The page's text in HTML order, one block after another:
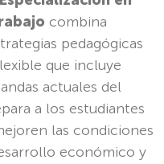
combina
pedagógicas
que incluye
actuales del
a los estudiantes
las condiciones
económico y